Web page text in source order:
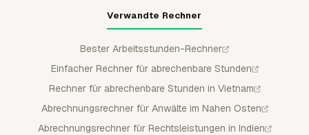
Verwandte Rechner
Bester Arbeitsstunden-Rechner
Einfacher Rechner für abrechenbare Stunden
Rechner für abrechenbare Stunden in Vietnam
Abrechnungsrechner für Anwälte im Nahen Osten
Abrechnungsrechner für Rechtsleistungen in Indien